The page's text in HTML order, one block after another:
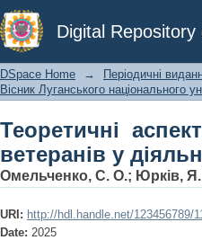
Digital
Теоретичні
реабілітаційного
DSpace Home → Періодичні
Вісник Луганського національного
Теоретичні
ветеранів у
Омельченко, С. О.; Юрків, Я.
URI: http://hdl.handle.net/123456789/
Date: 2025